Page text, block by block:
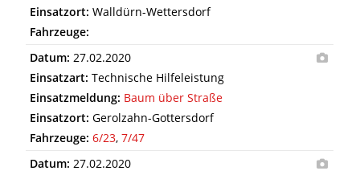
Einsatzort: Walldürn-Wettersdorf
Fahrzeuge:
Datum: 27.02.2020
Einsatzart: Technische Hilfeleistung
Einsatzmeldung: Baum über Straße
Einsatzort: Gerolzahn-Gottersdorf
Fahrzeuge: 6/23,7/47
Datum: 27.02.2020